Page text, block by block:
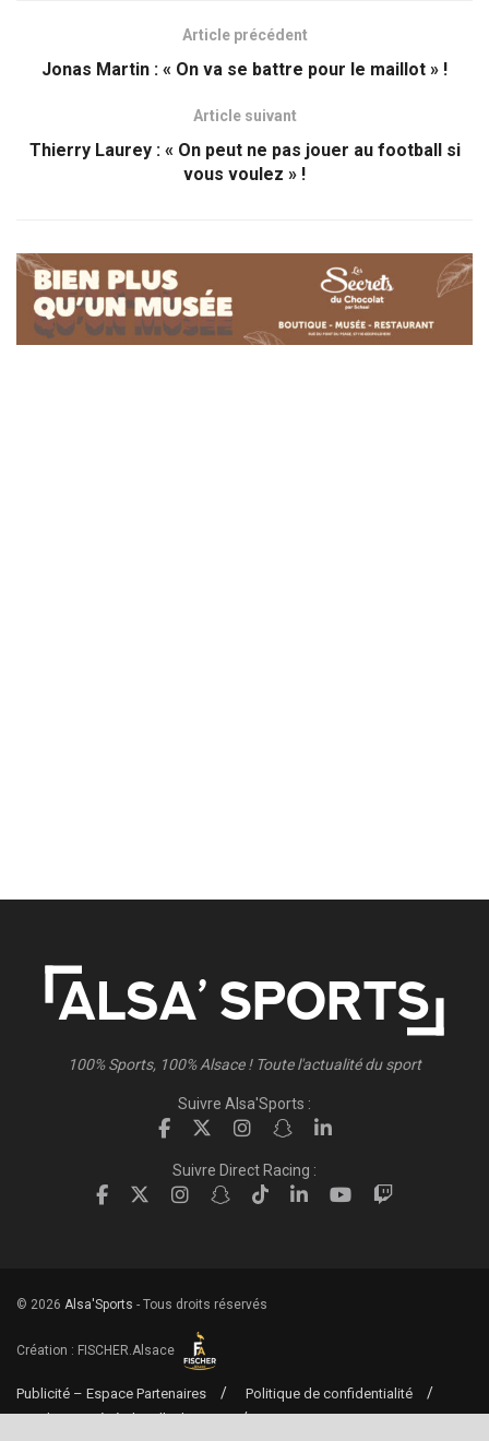
Article précédent
Jonas Martin : « On va se battre pour le maillot » !
Article suivant
Thierry Laurey : « On peut ne pas jouer au football si
vous voulez » !
100% Sports, 100% Alsace ! Toute l'actualité du sport
Suivre Alsa'Sports :
Suivre Direct Racing :
© 2026 Alsa'Sports - Tous droits réservés
Création : FISCHER.Alsace
Publicité – Espace Partenaires
Politique de confidentialité
Conditions générales d’utilisation